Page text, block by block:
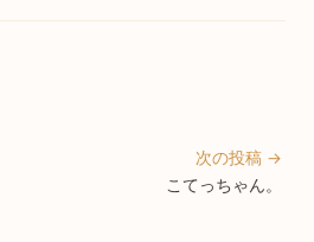
次の投稿 →
こてっちゃん。